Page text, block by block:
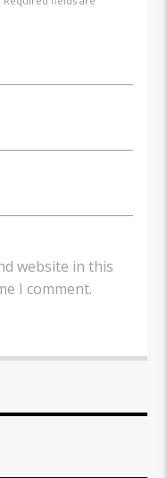
website in this
I comment.